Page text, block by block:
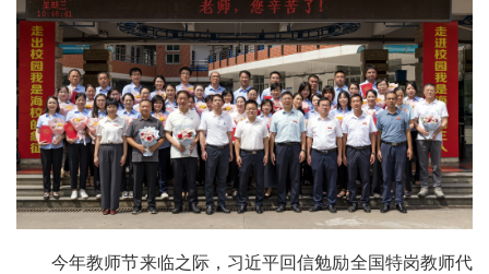
今年教师节来临之际，习近平回信勉励全国特岗教师代